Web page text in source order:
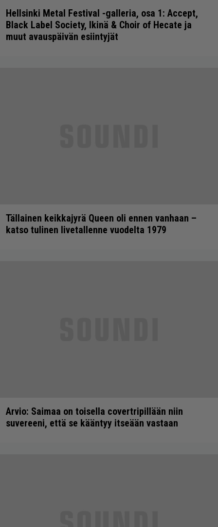
Hellsinki Metal Festival -galleria, osa 1: Accept,
Black Label Society, Ikinä & Choir of Hecate ja
muut avauspäivän esiintyjät
Tällainen keikkajyrä Queen oli ennen vanhaan –
katso tulinen livetallenne vuodelta 1979
Arvio: Saimaa on toisella covertripillään niin
suvereeni, että se kääntyy itseään vastaan